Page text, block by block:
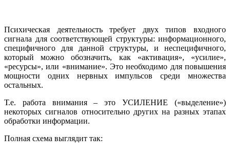
Психическая деятельность требует двух типов входного
сигнала для соответствующей структуры: информационного,
специфичного для данной структуры, и неспецифичного,
который можно обозначить, как «активация», «усилие»,
«ресурсы», или «внимание». Это необходимо для повышения
мощности одних нервных импульсов среди множества
остальных.
Т.е. работа внимания – это УСИЛЕНИЕ («выделение»)
некоторых сигналов относительно других на разных этапах
обработки информации.
Полная схема выглядит так: